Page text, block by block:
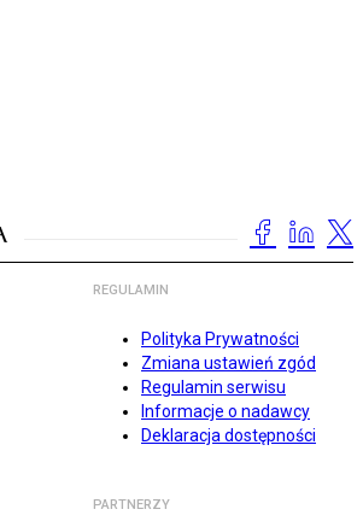
REGULAMIN
Polityka Prywatności
Zmiana ustawień zgód
Regulamin serwisu
Informacje o nadawcy
Deklaracja dostępności
PARTNERZY